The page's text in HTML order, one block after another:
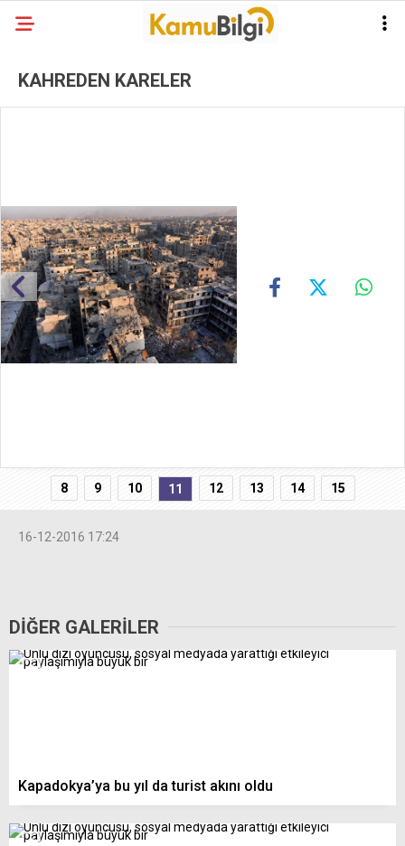
KAHREDEN KARELER
8 9 10 11 12 13 14 15
16-12-2016 17:24
DİĞER GALERİLER
Kapadokya’ya bu yıl da turist akını oldu